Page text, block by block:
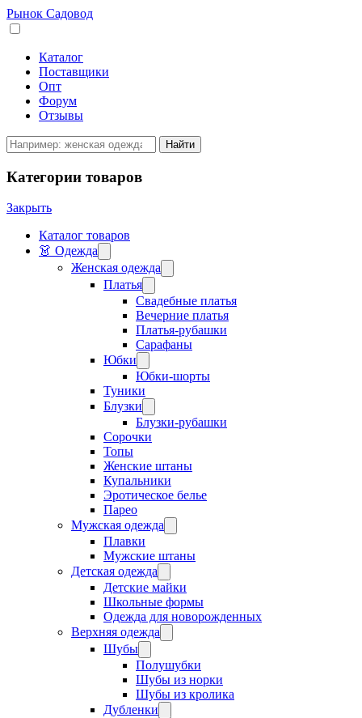
Рынок Садовод
Каталог
Поставщики
Опт
Форум
Отзывы
Категории товаров
Закрыть
Каталог товаров
👗 Одежда
Женская одежда
Платья
Свадебные платья
Вечерние платья
Платья-рубашки
Сарафаны
Юбки
Юбки-шорты
Туники
Блузки
Блузки-рубашки
Сорочки
Топы
Женские штаны
Купальники
Эротическое белье
Парео
Мужская одежда
Плавки
Мужские штаны
Детская одежда
Детские майки
Школьные формы
Одежда для новорожденных
Верхняя одежда
Шубы
Полушубки
Шубы из норки
Шубы из кролика
Дубленки